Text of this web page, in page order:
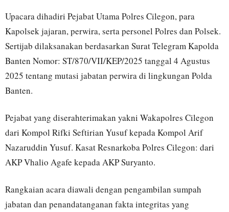
Upacara dihadiri Pejabat Utama Polres Cilegon, para
Kapolsek jajaran, perwira, serta personel Polres dan Polsek.
Sertijab dilaksanakan berdasarkan Surat Telegram Kapolda
Banten Nomor: ST/870/VII/KEP/2025 tanggal 4 Agustus
2025 tentang mutasi jabatan perwira di lingkungan Polda
Banten.
Pejabat yang diserahterimakan yakni Wakapolres Cilegon
dari Kompol Rifki Seftirian Yusuf kepada Kompol Arif
Nazaruddin Yusuf. Kasat Resnarkoba Polres Cilegon: dari
AKP Vhalio Agafe kepada AKP Suryanto.
Rangkaian acara diawali dengan pengambilan sumpah
jabatan dan penandatanganan fakta integritas yang